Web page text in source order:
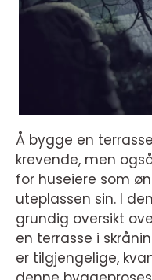
Å bygge en
krevende, men
for huseiere som
uteplassen sin. I
grundig oversikt
en terrasse i
er tilgjengelige,